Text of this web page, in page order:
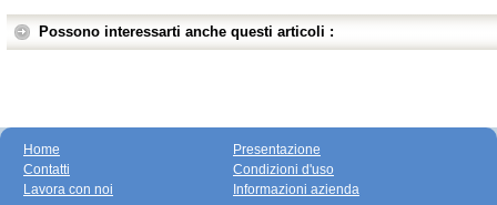
Possono interessarti anche questi articoli :
Home
Contatti
Lavora con noi
Presentazione
Condizioni d'uso
Informazioni azienda